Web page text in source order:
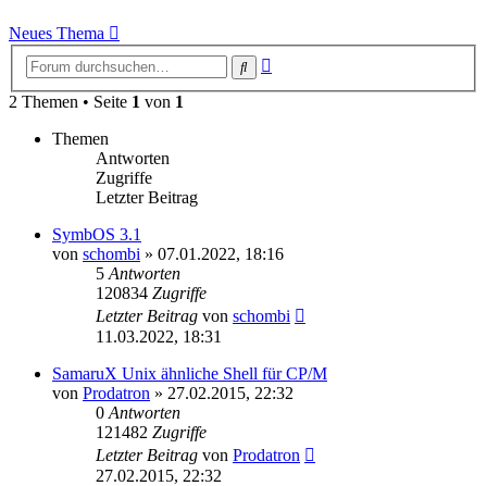
Neues Thema
Suche
2 Themen • Seite 1 von 1
Themen
Antworten
Zugriffe
Letzter Beitrag
SymbOS 3.1
von schombi » 07.01.2022, 18:16
5 Antworten
120834 Zugriffe
Letzter Beitrag von schombi
11.03.2022, 18:31
SamaruX Unix ähnliche Shell für CP/M
von Prodatron » 27.02.2015, 22:32
0 Antworten
121482 Zugriffe
Letzter Beitrag von Prodatron
27.02.2015, 22:32